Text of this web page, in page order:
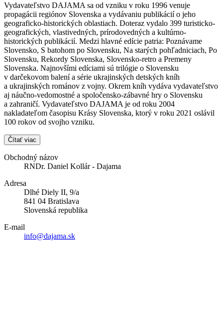
Vydavateľstvo DAJAMA sa od vzniku v roku 1996 venuje
propagácii regiónov Slovenska a vydávaniu publikácií o jeho
geograficko-historických oblastiach. Doteraz vydalo 399 turisticko-
geografických, vlastivedných, prírodovedných a kultúrno-
historických publikácií. Medzi hlavné edície patria: Poznávame
Slovensko, S batohom po Slovensku, Na starých pohľadniciach, Po
Slovensku, Rekordy Slovenska, Slovensko-retro a Premeny
Slovenska. Najnovšími edíciami sú trilógie o Slovensku
v darčekovom balení a série ukrajinských detských kníh
a ukrajinských románov z vojny. Okrem kníh vydáva vydavateľstvo
aj náučno-vedomostné a spoločensko-zábavné hry o Slovensku
a zahraničí. Vydavateľstvo DAJAMA je od roku 2004
nakladateľom časopisu Krásy Slovenska, ktorý v roku 2021 oslávil
100 rokov od svojho vzniku.
Čítať viac
Obchodný názov
RNDr. Daniel Kollár - Dajama
Adresa
Dlhé Diely II, 9/a
841 04 Bratislava
Slovenská republika
E-mail
info@dajama.sk